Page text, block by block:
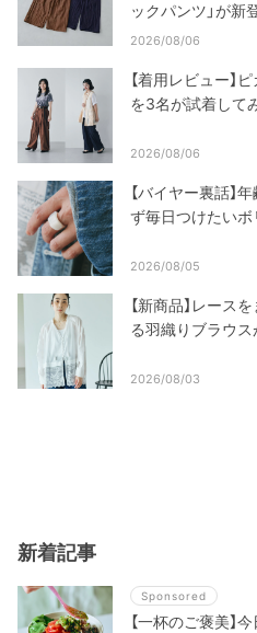
ックパンツ」が新
2026/08/06
【着用レビュー】
を3名が試着して
2026/08/06
【バイヤー裏話】
ず毎日つけたいボ
2026/08/05
【新商品】レース
る羽織りブラウ
2026/08/03
新着記事
Sponsored
【一杯のご褒美】